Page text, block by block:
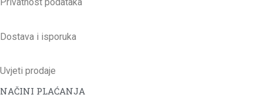
Privatnost podataka
Dostava i isporuka
Uvjeti prodaje
NAČINI PLAĆANJA